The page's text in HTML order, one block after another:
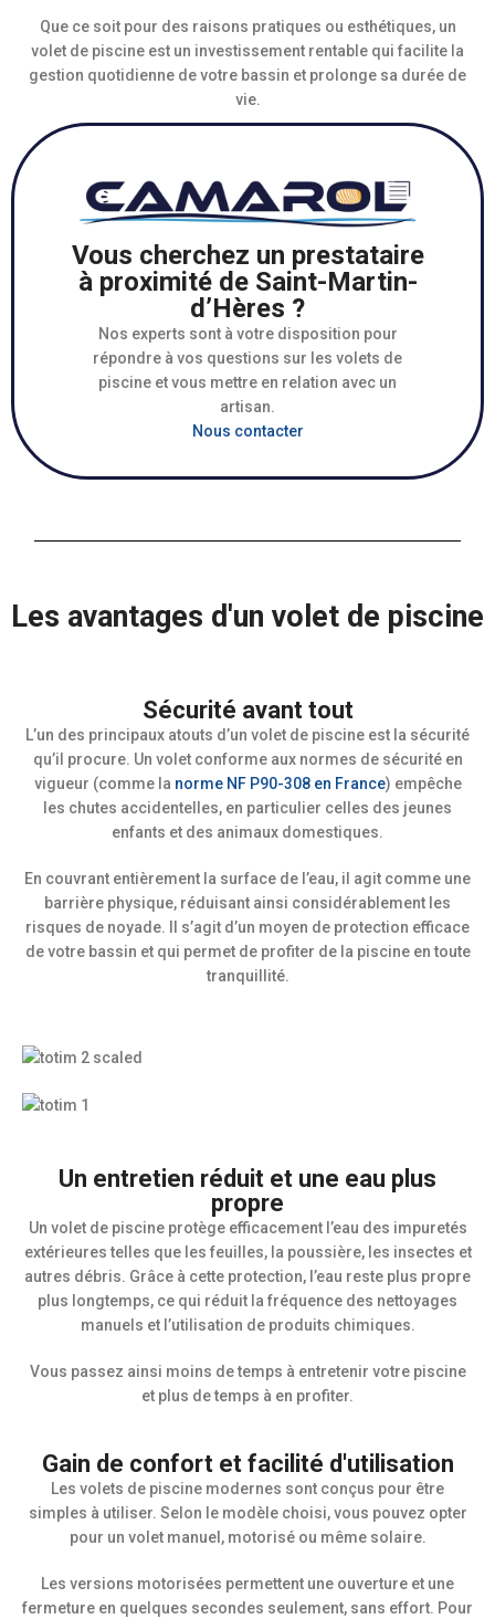
Que ce soit pour des raisons pratiques ou esthétiques, un
volet de piscine est un investissement rentable qui facilite la
gestion quotidienne de votre bassin et prolonge sa durée de
vie.
Vous cherchez un prestataire
à proximité de Saint-Martin-
d’Hères ?
Nos experts sont à votre disposition pour
répondre à vos questions sur les volets de
piscine et vous mettre en relation avec un
artisan.
Nous contacter
Les avantages d'un volet de piscine
Sécurité avant tout
L’un des principaux atouts d’un volet de piscine est la sécurité
qu’il procure. Un volet conforme aux normes de sécurité en
vigueur (comme la norme NF P90-308 en France) empêche
les chutes accidentelles, en particulier celles des jeunes
enfants et des animaux domestiques.
En couvrant entièrement la surface de l’eau, il agit comme une
barrière physique, réduisant ainsi considérablement les
risques de noyade. Il s’agit d’un moyen de protection efficace
de votre bassin et qui permet de profiter de la piscine en toute
tranquillité.
Un entretien réduit et une eau plus
propre
Un volet de piscine protège efficacement l’eau des impuretés
extérieures telles que les feuilles, la poussière, les insectes et
autres débris. Grâce à cette protection, l’eau reste plus propre
plus longtemps, ce qui réduit la fréquence des nettoyages
manuels et l’utilisation de produits chimiques.
Vous passez ainsi moins de temps à entretenir votre piscine
et plus de temps à en profiter.
Gain de confort et facilité d'utilisation
Les volets de piscine modernes sont conçus pour être
simples à utiliser. Selon le modèle choisi, vous pouvez opter
pour un volet manuel, motorisé ou même solaire.
Les versions motorisées permettent une ouverture et une
fermeture en quelques secondes seulement, sans effort. Pour